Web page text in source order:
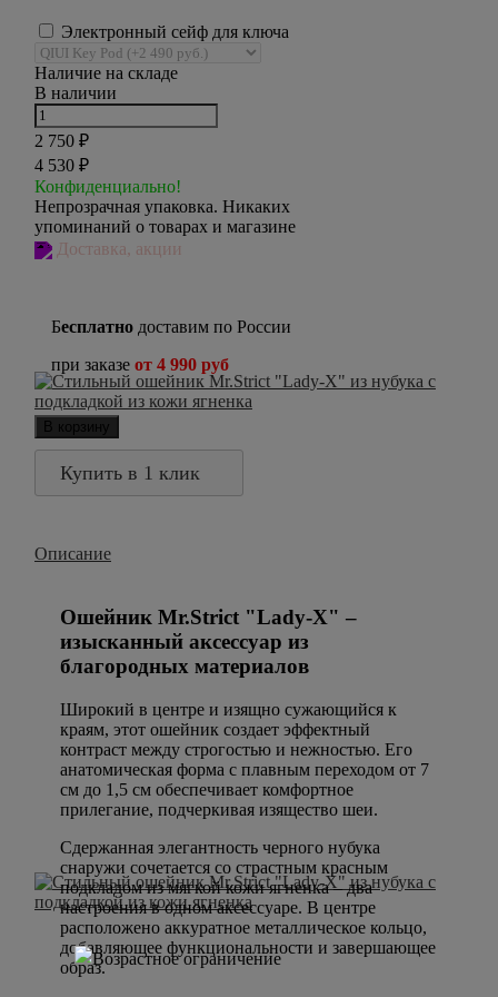
Электронный сейф для ключа
Наличие на складе
В наличии
2 750 ₽
4 530 ₽
Конфиденциально!
Непрозрачная упаковка. Никаких
упоминаний о товарах и магазине
Доставка, акции
Бесплатно доставим по России
при заказе от 4 990 руб
В корзину
Купить в 1 клик
Описание
Ошейник Mr.Strict "Lady-X" –
изысканный аксессуар из
благородных материалов
Широкий в центре и изящно сужающийся к
краям, этот ошейник создает эффектный
контраст между строгостью и нежностью. Его
анатомическая форма с плавным переходом от 7
см до 1,5 см обеспечивает комфортное
прилегание, подчеркивая изящество шеи.
Сдержанная элегантность черного нубука
снаружи сочетается со страстным красным
подкладом из мягкой кожи ягненка – два
настроения в одном аксессуаре. В центре
расположено аккуратное металлическое кольцо,
добавляющее функциональности и завершающее
образ.